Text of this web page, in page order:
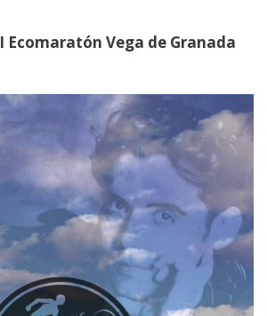
I Ecomaratón Vega de Granada